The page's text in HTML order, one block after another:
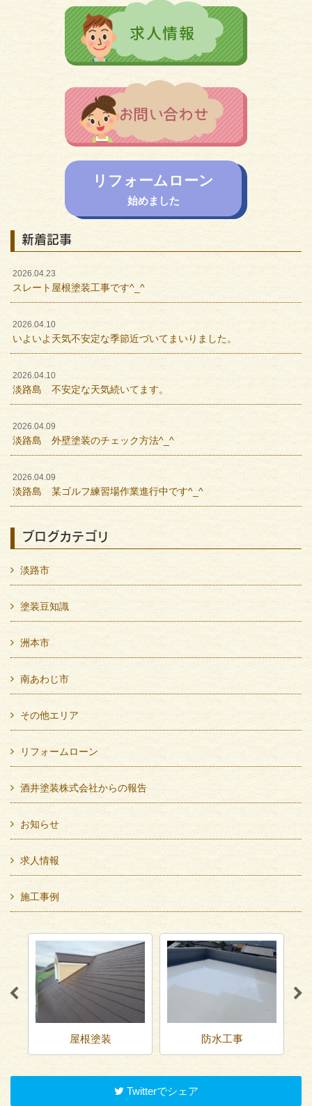
リフォームローン
始めました
新着記事
2026.04.23
スレート屋根塗装工事です^_^
2026.04.10
いよいよ天気不安定な季節近づいてまいりました。
2026.04.10
淡路島 不安定な天気続いてます。
2026.04.09
淡路島 外壁塗装のチェック方法^_^
2026.04.09
淡路島 某ゴルフ練習場作業進行中です^_^
ブログカテゴリ
淡路市
塗装豆知識
洲本市
南あわじ市
その他エリア
リフォームローン
酒井塗装株式会社からの報告
お知らせ
求人情報
施工事例
屋根塗装 防水工事
Twitterでシェア